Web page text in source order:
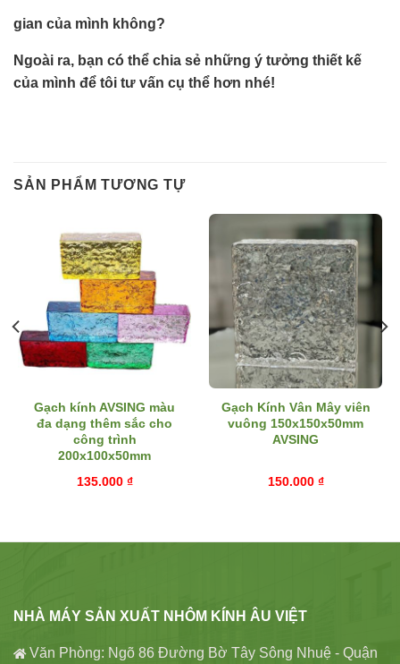
gian của mình không?
Ngoài ra, bạn có thể chia sẻ những ý tưởng thiết kế
của mình để tôi tư vấn cụ thể hơn nhé!
SẢN PHẨM TƯƠNG TỰ
Gạch kính AVSING màu
đa dạng thêm sắc cho
công trình
200x100x50mm
135.000 ₫
Gạch Kính Vân Mây viên
vuông 150x150x50mm
AVSING
150.000 ₫
NHÀ MÁY SẢN XUẤT NHÔM KÍNH ÂU VIỆT
Văn Phòng: Ngõ 86 Đường Bờ Tây Sông Nhuệ - Quận